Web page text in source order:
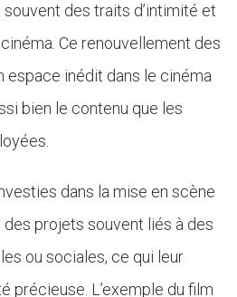
des traits d’intimité et
Ce renouvellement des
espace inédit dans le cinéma
bien le contenu que les
dans la mise en scène
projets souvent liés à des
ou sociales, ce qui leur
précieuse. L’exemple du film